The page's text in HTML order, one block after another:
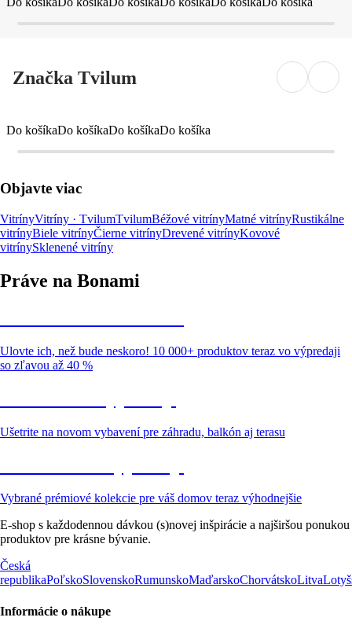
Značka Tvilum
Do košíkaDo košíkaDo košíkaDo košíka
Objavte viac
VitrínyVitríny · TvilumTvilumBéžové vitrínyMatné vitrínyRustikálne
vitrínyBiele vitrínyČierne vitrínyDrevené vitrínyKovové
vitrínySklenené vitríny
Práve na Bonami
Ulovte ich, než bude neskoro! 10 000+ produktov teraz vo výpredaji
so zľavou až 40 %
Ušetrite na novom vybavení pre záhradu, balkón aj terasu
Vybrané prémiové kolekcie pre váš domov teraz výhodnejšie
E-shop s každodennou dávkou (s)novej inšpirácie a najširšou ponukou
produktov pre krásne bývanie.
Česká
republikaPoľskoSlovenskoRumunskoMaďarskoChorvátskoLitva
Informácie o nákupe